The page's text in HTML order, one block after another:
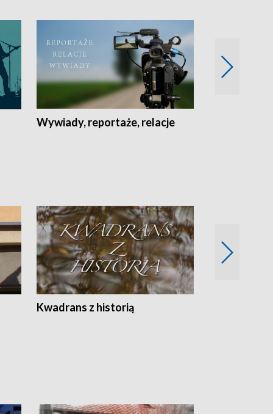
Wywiady, reportaże, relacje
Kwadrans z historią